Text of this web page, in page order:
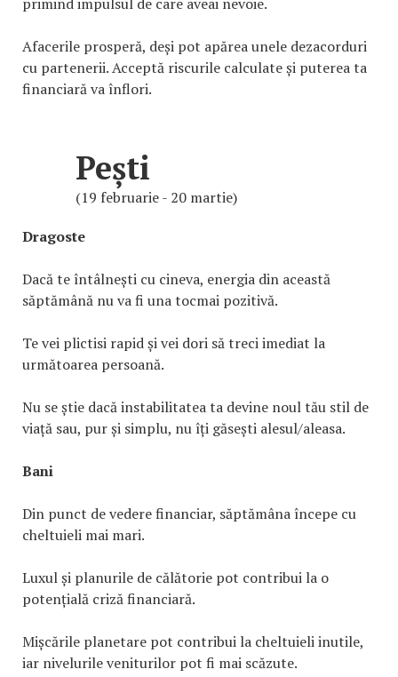
Afacerile prosperă, deși pot apărea unele dezacorduri
cu partenerii. Acceptă riscurile calculate și puterea ta
financiară va înflori.
Pești
(19 februarie - 20 martie)
Dragoste
Dacă te întâlnești cu cineva, energia din această
săptămână nu va fi una tocmai pozitivă.
Te vei plictisi rapid și vei dori să treci imediat la
următoarea persoană.
Nu se știe dacă instabilitatea ta devine noul tău stil de
viață sau, pur și simplu, nu îți găsești alesul/aleasa.
Bani
Din punct de vedere financiar, săptămâna începe cu
cheltuieli mai mari.
Luxul și planurile de călătorie pot contribui la o
potențială criză financiară.
Mișcările planetare pot contribui la cheltuieli inutile,
iar nivelurile veniturilor pot fi mai scăzute.